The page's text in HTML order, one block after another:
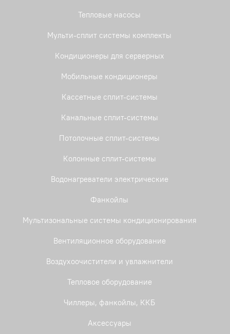
Тепловые насосы
Мульти-сплит системы комплекты
Кондиционеры для серверных
Мобильные кондиционеры
Кассетные сплит-системы
Канальные сплит-системы
Потолочные сплит-системы
Колонные сплит-системы
Водонагреватели электрические
Фанкойлы
Мультизональные системы кондиционирования
Вентиляционное оборудование
Воздухоочистители и увлажнители
Тепловое оборудование
Чиллеры, фанкойлы, ККБ
Аксессуары